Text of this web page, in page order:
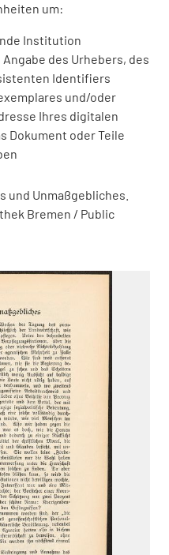
um:
Institution
des Urhebers, des
Identifiers
und/oder
Ihres digitalen
Dokument oder Teile
und Unmaßgebliches.
Bremen / Public